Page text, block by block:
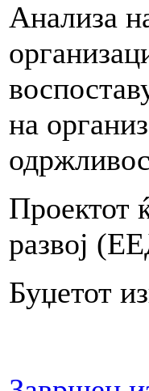
Анализа
на
Проектот
развој
Буџетот